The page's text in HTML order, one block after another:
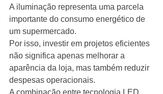
A iluminação representa uma parcela
importante do consumo energético de
um supermercado.
Por isso, investir em projetos eficientes
não significa apenas melhorar a
aparência da loja, mas também reduzir
despesas operacionais.